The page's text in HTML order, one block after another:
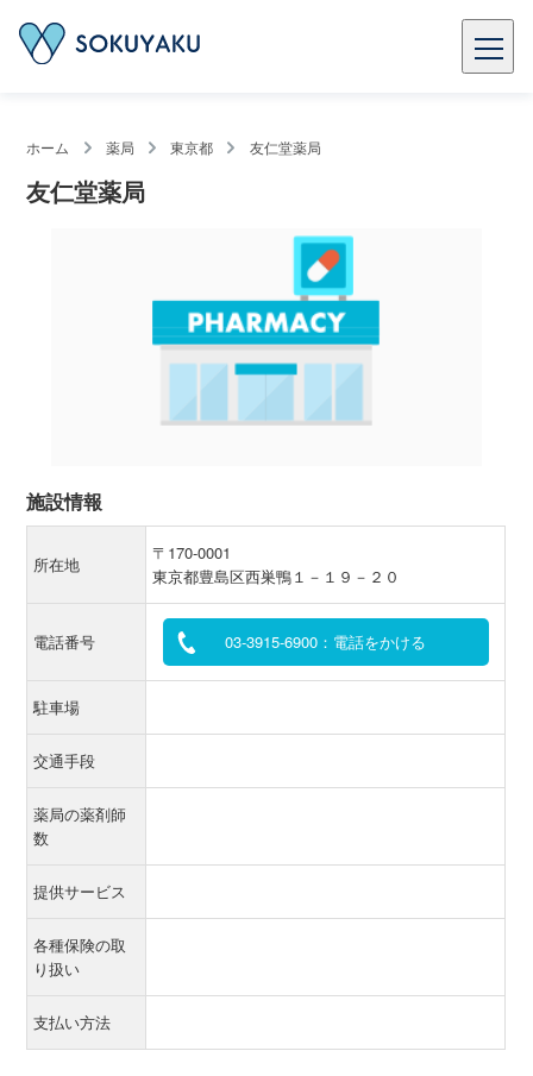
ホーム 薬局 東京都 友仁堂薬局
友仁堂薬局
施設情報
所在地
〒170-0001
東京都豊島区西巣鴨１－１９－２０
電話番号 03-3915-6900：電話をかける
駐車場
交通手段
薬局の薬剤師
数
提供サービス
各種保険の取
り扱い
支払い方法